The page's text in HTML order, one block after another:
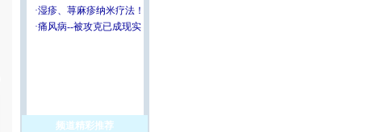
频道精彩推荐